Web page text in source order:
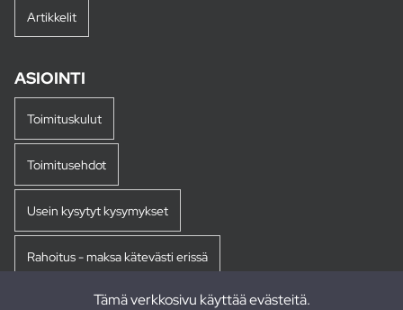
Artikkelit
ASIOINTI
Toimituskulut
Toimitusehdot
Usein kysytyt kysymykset
Rahoitus - maksa kätevästi erissä
Tämä verkkosivu käyttää evästeitä.